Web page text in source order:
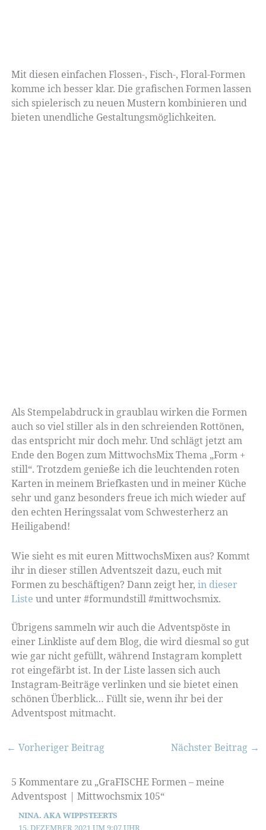
Mit diesen einfachen Flossen-, Fisch-, Floral-Formen
komme ich besser klar. Die grafischen Formen lassen
sich spielerisch zu neuen Mustern kombinieren und
bieten unendliche Gestaltungsmöglichkeiten.
Als Stempelabdruck in graublau wirken die Formen
auch so viel stiller als in den schreienden Rottönen,
das entspricht mir doch mehr. Und schlägt jetzt am
Ende den Bogen zum MittwochsMix Thema „Form +
still“. Trotzdem genieße ich die leuchtenden roten
Karten in meinem Briefkasten und in meiner Küche
sehr und ganz besonders freue ich mich wieder auf
den echten Heringssalat vom Schwesterherz an
Heiligabend!
Wie sieht es mit euren MittwochsMixen aus? Kommt
ihr in dieser stillen Adventszeit dazu, euch mit
Formen zu beschäftigen? Dann zeigt her, in dieser
Liste und unter #formundstill #mittwochsmix.
Übrigens sammeln wir auch die Adventspöste in
einer Linkliste auf dem Blog, die wird diesmal so gut
wie gar nicht gefüllt, während Instagram komplett
rot eingefärbt ist. In der Liste lassen sich auch
Instagram-Beiträge verlinken und sie bietet einen
schönen Überblick… Füllt sie, wenn ihr bei der
Adventspost mitmacht.
← Vorheriger Beitrag Nächster Beitrag →
5 Kommentare zu „GraFISCHE Formen – meine
Adventspost | Mittwochsmix 105“
NINA. AKA WIPPSTEERTS
15. DEZEMBER 2021 UM 9:07 UHR